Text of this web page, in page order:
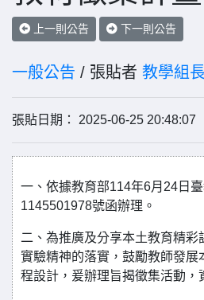
上一則公告 下一則公告
一般公告 / 張貼者 教學組長
張貼日期： 2025-06-25
一、依據教育部114年6月24日
1145501978號函辦理。
二、為推廣及分享本土教育精彩
實驗精神的落實，鼓勵教師發展
程設計，爰辦理旨揭徵集活動，